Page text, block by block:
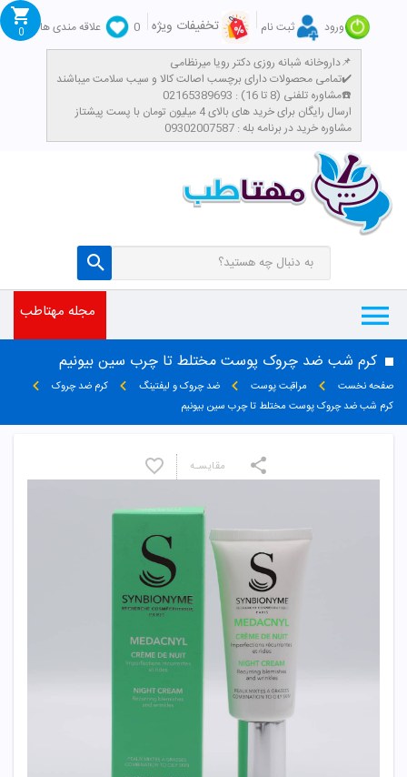
ورود ثبت نام تخفیفات ویژه 0
علاقه مندی ها
داروخانه شبانه روزی دکتر رویا میرنظامی📌
تمامی محصولات دارای برچسب اصالت کالا و سیب سلامت میباشند✔️
مشاوره تلفنی (8 تا 16) : 02165389693☎️
​ارسال رایگان برای خرید های بالای 4 میلیون تومان با پست پیشتاز
مشاوره خرید در برنامه بله : 09302007587
0
مجله مهتاطب
کرم شب ضد چروک پوست مختلط تا چرب سین بیونیم
صفحه نخست مراقبت پوست ضد چروک و لیفتینگ
کرم ضد چروک
کرم شب ضد چروک پوست مختلط تا چرب سین بیونیم
مقایسـه